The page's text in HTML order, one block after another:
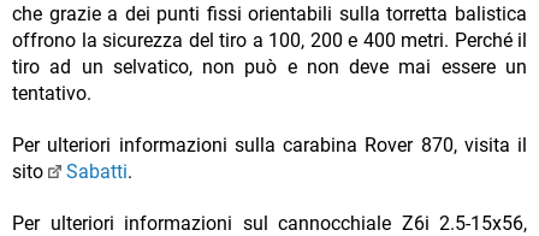
che grazie a dei punti fissi orientabili sulla torretta balistica
offrono la sicurezza del tiro a 100, 200 e 400 metri. Perché il
tiro ad un selvatico, non può e non deve mai essere un
tentativo.
Per ulteriori informazioni sulla carabina Rover 870, visita il
sito
Sabatti.
Per ulteriori informazioni sul cannocchiale Z6i 2.5-15x56,